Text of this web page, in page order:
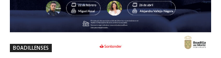
BOADILLENSES